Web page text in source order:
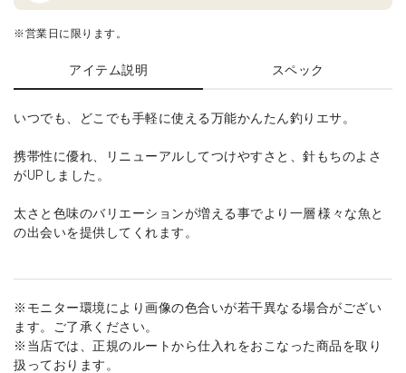
※営業日に限ります。
アイテム説明 スペック
いつでも、どこでも手軽に使える万能かんたん釣りエサ。
携帯性に優れ、リニューアルしてつけやすさと、針もちのよさ
がUPしました。
太さと色味のバリエーションが増える事でより一層 様々な魚と
の出会いを提供してくれます。
※モニター環境により画像の色合いが若干異なる場合がござい
ます。ご了承ください。
※当店では、正規のルートから仕入れをおこなった商品を取り
扱っております。